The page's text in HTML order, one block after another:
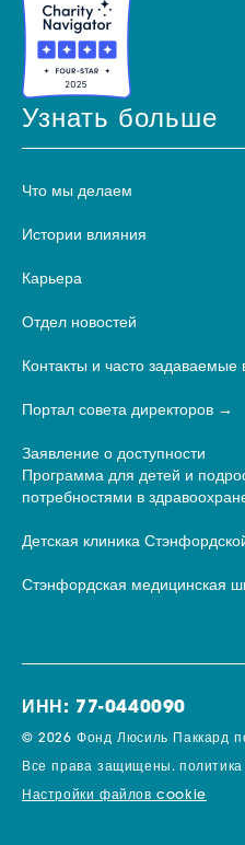
Узнать больше
Что мы делаем
Истории влияния
Карьера
Отдел новостей
Контакты и часто задаваемые
Портал совета директоров
Заявление о доступности
Программа для детей и
потребностями в
Детская клиника
Стэнфордская медицинская
ИНН: 77-0440090
© 2026 Фонд Люсиль Паккард
Все права защищены.
Настройки файлов cookie